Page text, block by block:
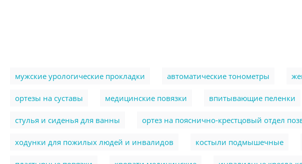
мужские урологические прокладки автоматические тонометры
ортезы на суставы медицинские повязки впитывающие пеленки
стулья и сиденья для ванны ортез на пояснично-крестцовый отдел
ходунки для пожилых людей и инвалидов костыли подмышечные